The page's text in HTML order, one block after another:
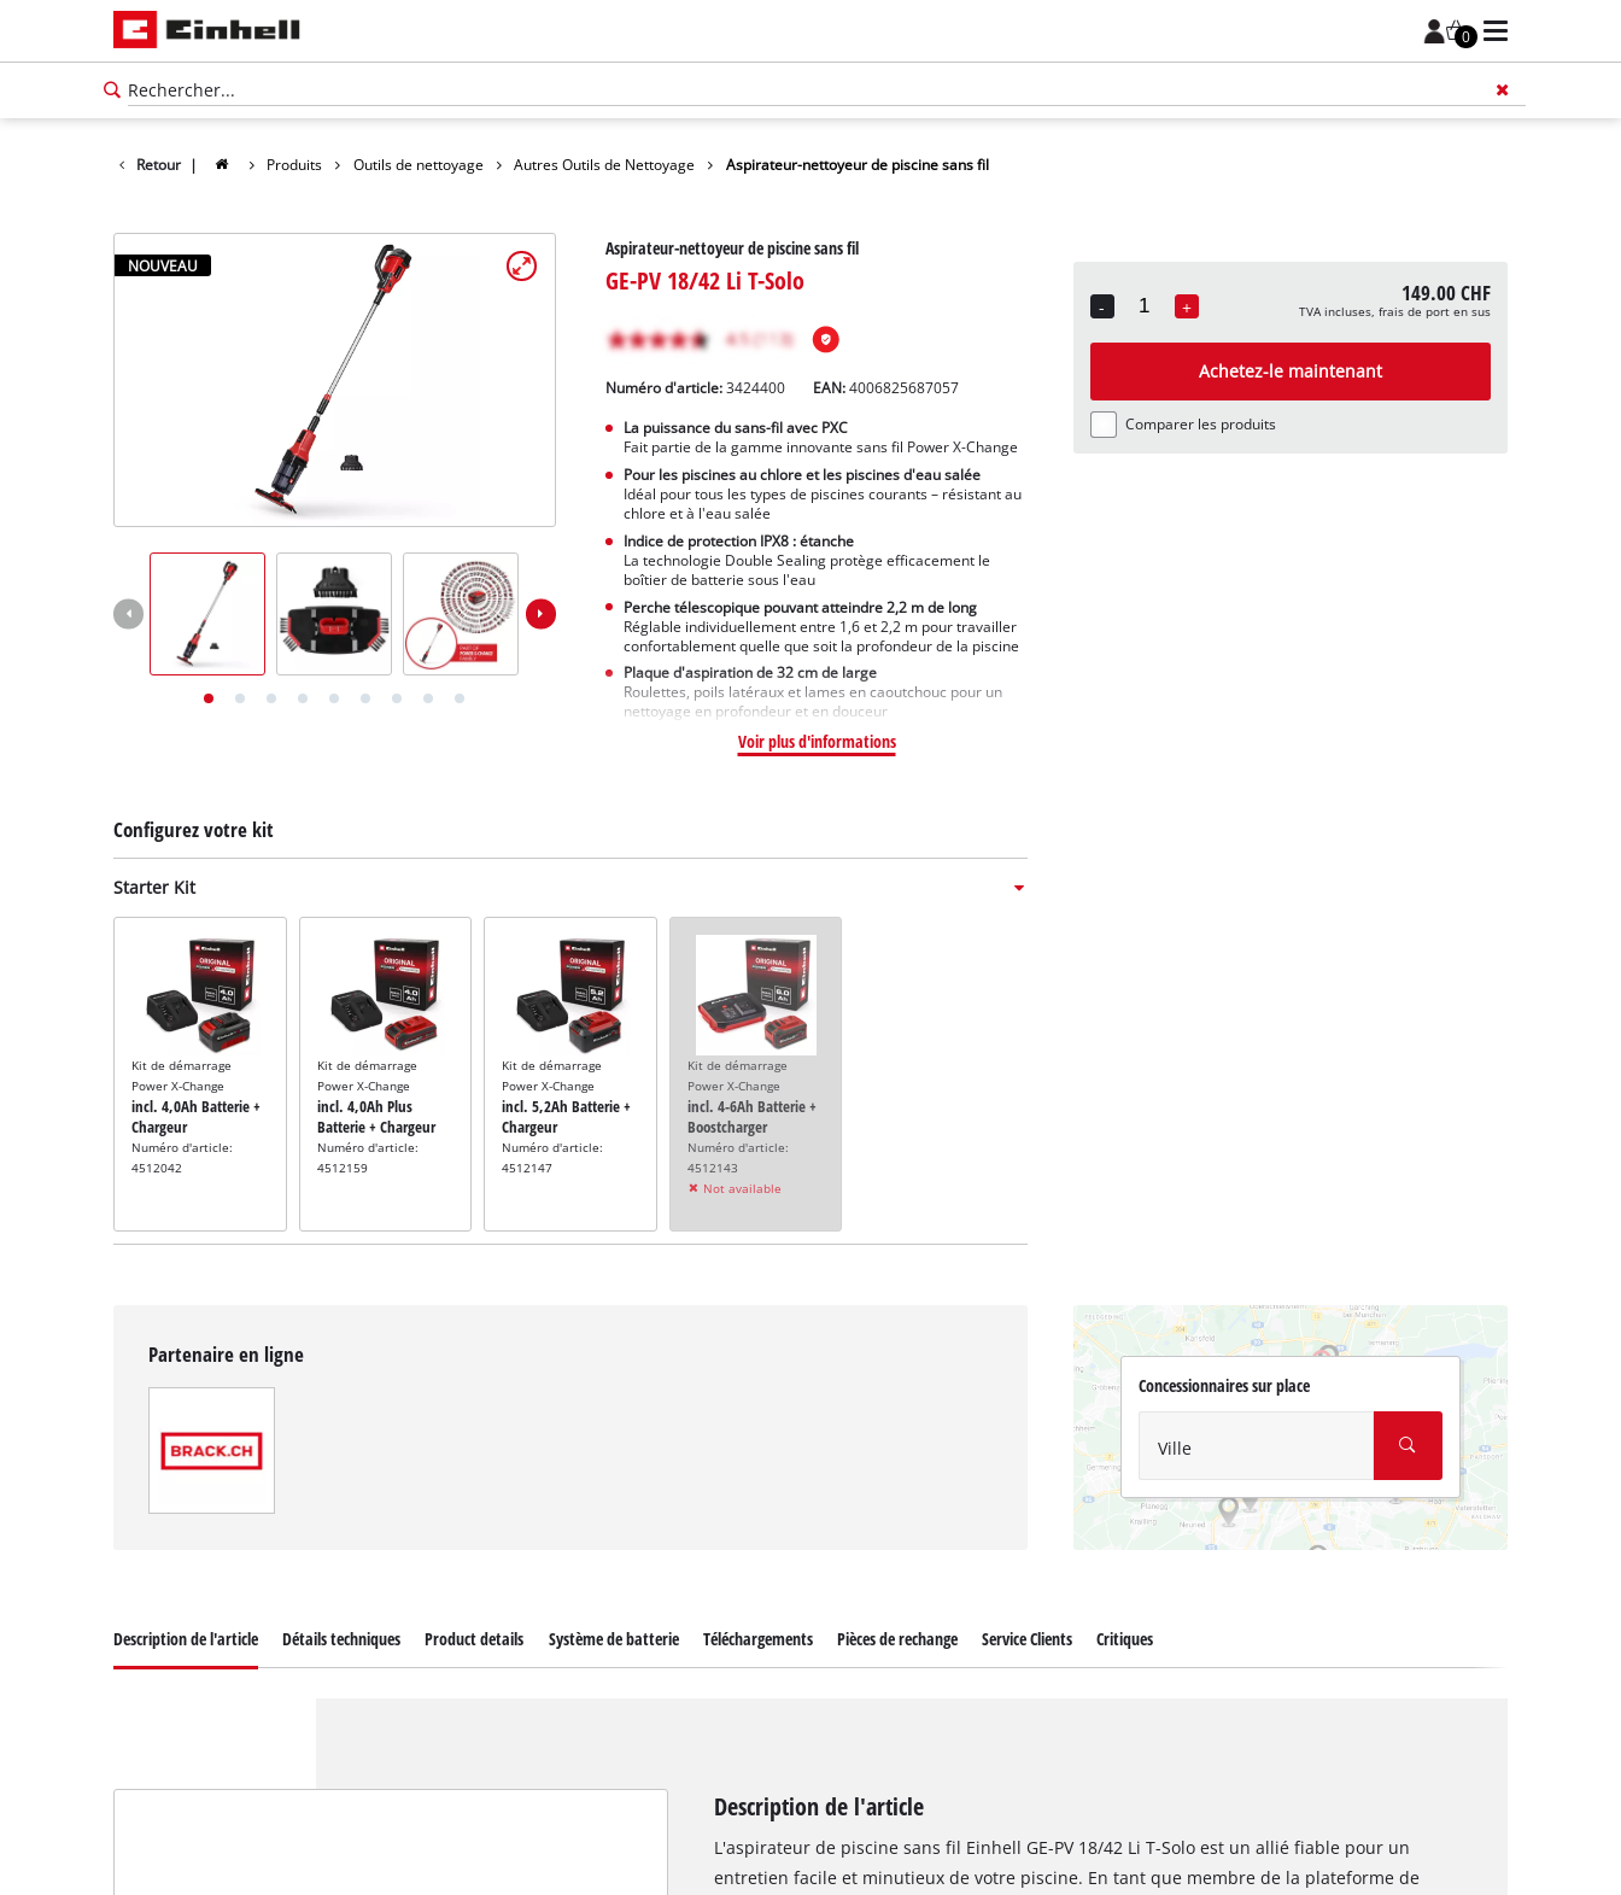
0
Retour | Produits Outils de nettoyage Autres Outils de Nettoyage Aspirateur-nettoyeur de piscine sans fil
NOUVEAU
Aspirateur-nettoyeur de piscine sans fil
GE-PV 18/42 Li T-Solo
Numéro d'article:3424400 EAN:4006825687057
La puissance du sans-fil avec PXC
Fait partie de la gamme innovante sans fil Power X-Change
Pour les piscines au chlore et les piscines d'eau salée
Idéal pour tous les types de piscines courants – résistant au
chlore et à l'eau salée
Indice de protection IPX8 : étanche
La technologie Double Sealing protège efficacement le
boîtier de batterie sous l'eau
Perche télescopique pouvant atteindre 2,2 m de long
Réglable individuellement entre 1,6 et 2,2 m pour travailler
confortablement quelle que soit la profondeur de la piscine
Plaque d'aspiration de 32 cm de large
Roulettes, poils latéraux et lames en caoutchouc pour un
nettoyage en profondeur et en douceur
Voir plus d'informations
Configurez votre kit
Starter Kit
Kit de démarrage
Power X-Change
incl. 4,0Ah Batterie +
Chargeur
Numéro d'article:
4512042
Kit de démarrage
Power X-Change
incl. 4,0Ah Plus
Batterie + Chargeur
Numéro d'article:
4512159
Kit de démarrage
Power X-Change
incl. 5,2Ah Batterie +
Chargeur
Numéro d'article:
4512147
Kit de démarrage
Power X-Change
incl. 4-6Ah Batterie +
Boostcharger
Numéro d'article:
4512143
Not available
-
Quantity
+ 149.00 CHF
TVA incluses, frais de port en sus
Achetez-le maintenant
Comparer les produits
Partenaire en ligne
Concessionnaires sur place
Ville
Description de l'article Détails techniques Product details Système de batterie Téléchargements Pièces de rechange Service Clients Critiques
Description de l'article
L'aspirateur de piscine sans fil Einhell GE-PV 18/42 Li T-Solo est un allié fiable pour un
entretien facile et minutieux de votre piscine. En tant que membre de la plateforme de